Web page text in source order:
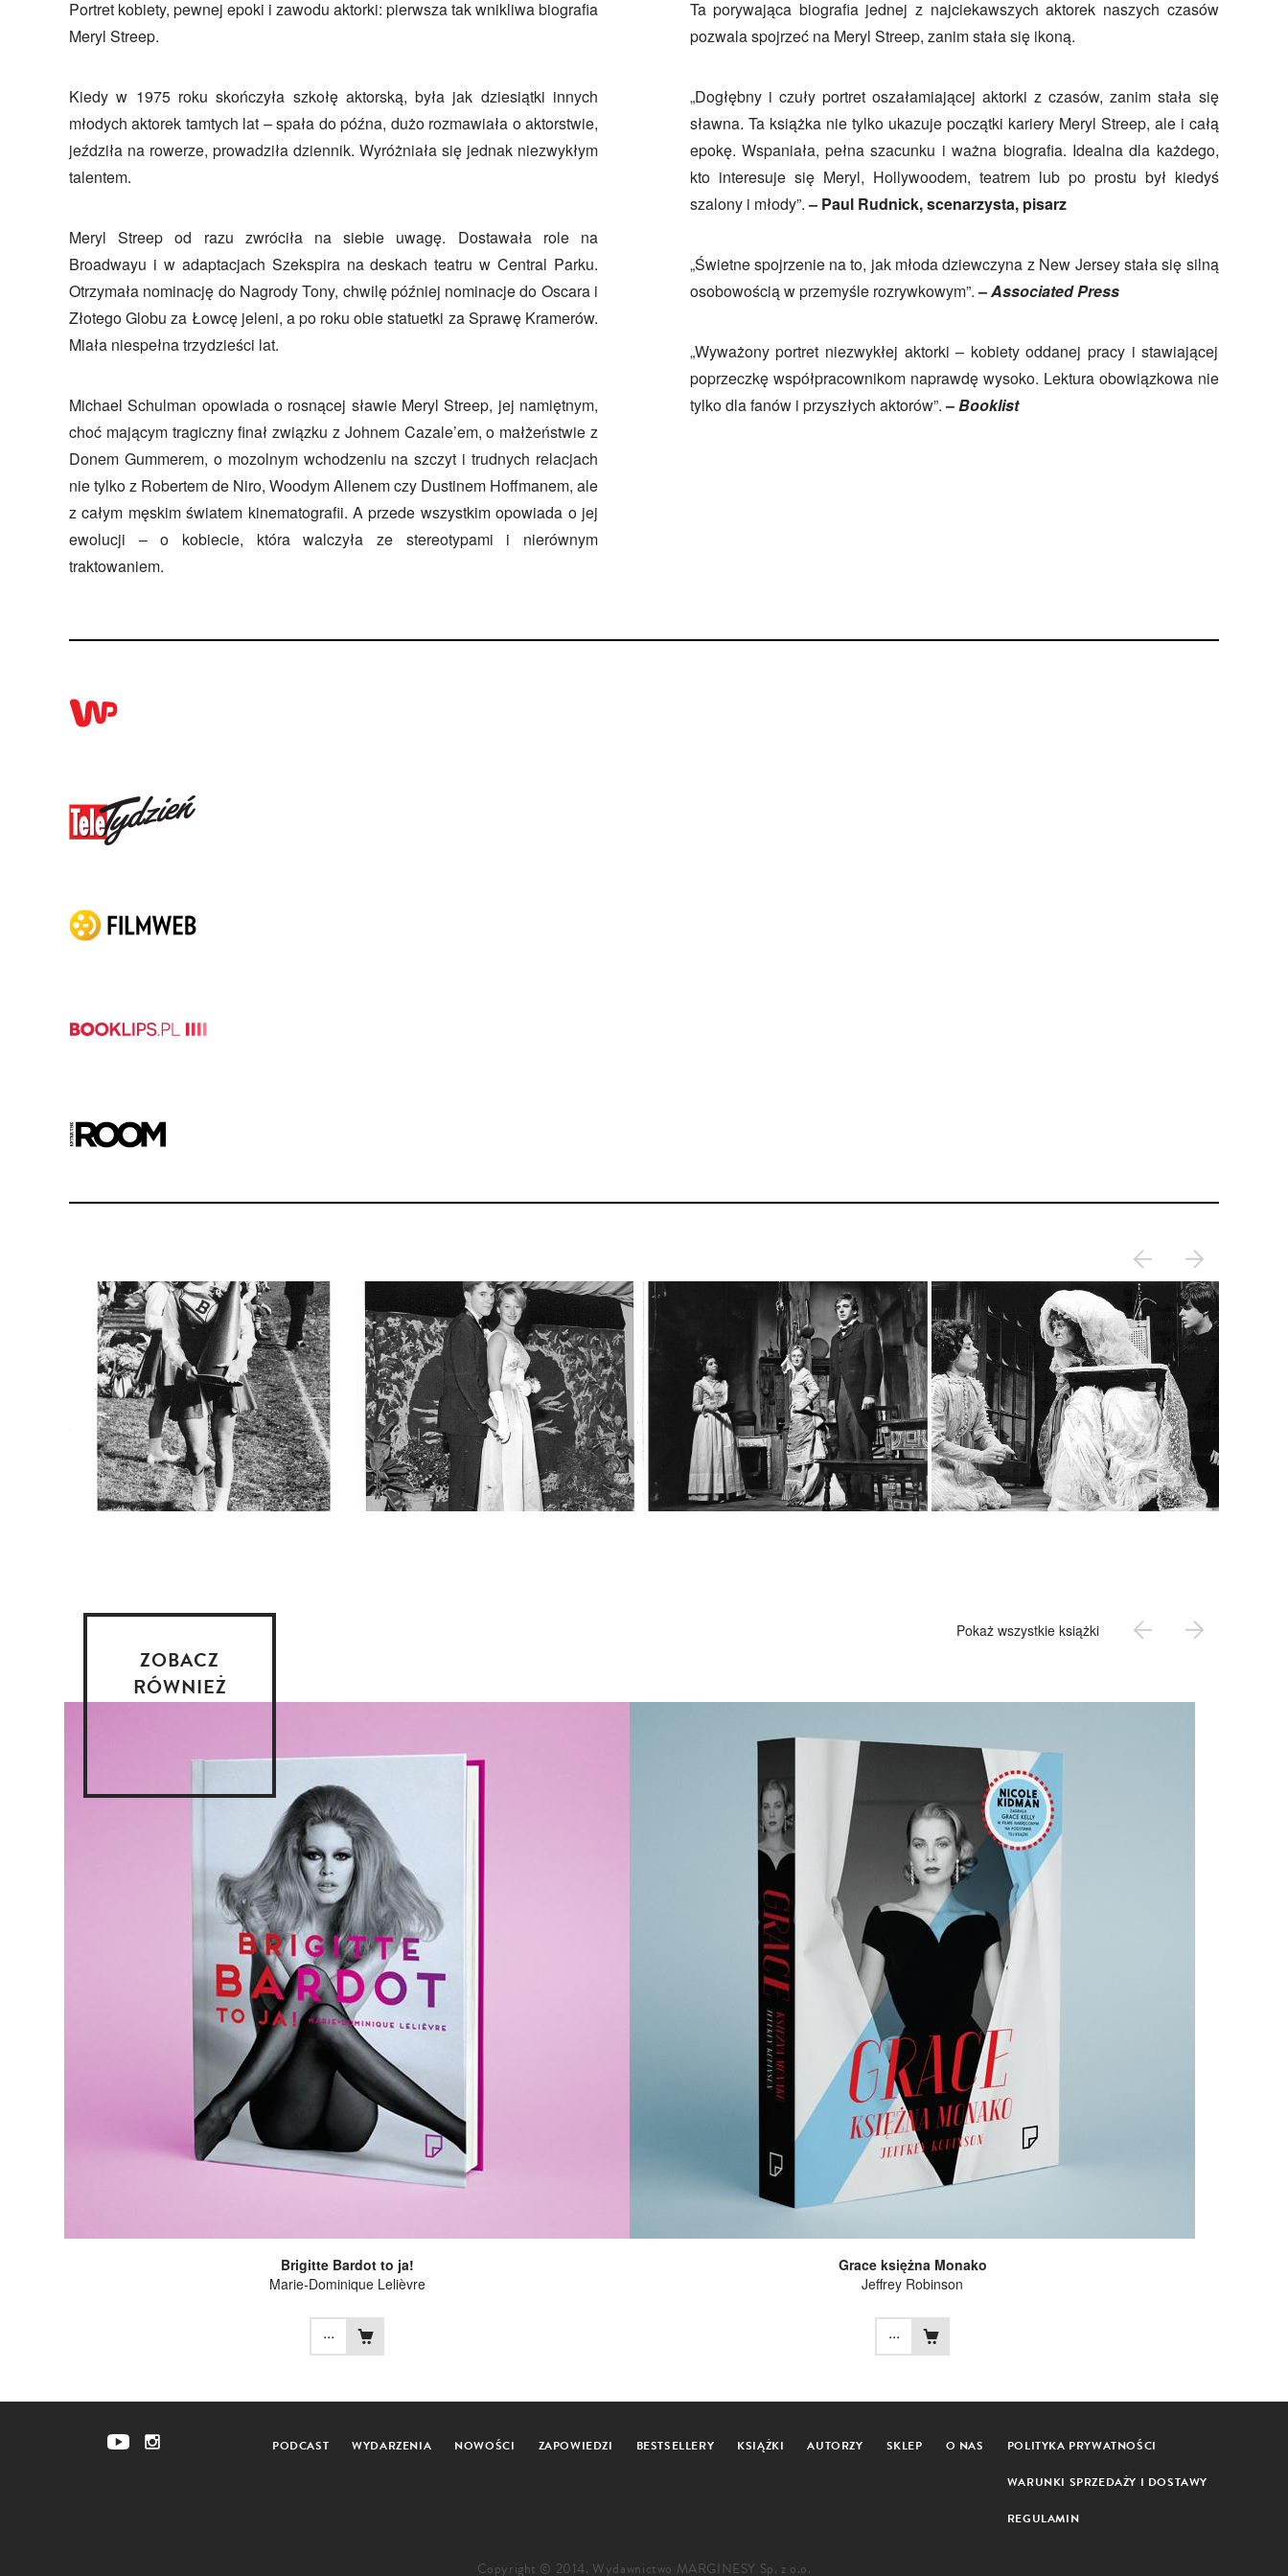
Portret kobiety, pewnej epoki i zawodu aktorki: pierwsza tak wnikliwa biografia
Meryl Streep.
Kiedy w 1975 roku skończyła szkołę aktorską, była jak dziesiątki innych
młodych aktorek tamtych lat – spała do późna, dużo rozmawiała o aktorstwie,
jeździła na rowerze, prowadziła dziennik. Wyróżniała się jednak niezwykłym
talentem.
Meryl Streep od razu zwróciła na siebie uwagę. Dostawała role na
Broadwayu i w adaptacjach Szekspira na deskach teatru w Central Parku.
Otrzymała nominację do Nagrody Tony, chwilę później nominacje do Oscara i
Złotego Globu za Łowcę jeleni, a po roku obie statuetki za Sprawę Kramerów.
Miała niespełna trzydzieści lat.
Michael Schulman opowiada o rosnącej sławie Meryl Streep, jej namiętnym,
choć mającym tragiczny finał związku z Johnem Cazale’em, o małżeństwie z
Donem Gummerem, o mozolnym wchodzeniu na szczyt i trudnych relacjach
nie tylko z Robertem de Niro, Woodym Allenem czy Dustinem Hoffmanem, ale
z całym męskim światem kinematografii. A przede wszystkim opowiada o jej
ewolucji – o kobiecie, która walczyła ze stereotypami i nierównym
traktowaniem.
Ta porywająca biografia jednej z najciekawszych aktorek naszych czasów
pozwala spojrzeć na Meryl Streep, zanim stała się ikoną.
„Dogłębny i czuły portret oszałamiającej aktorki z czasów, zanim stała się
sławna. Ta książka nie tylko ukazuje początki kariery Meryl Streep, ale i całą
epokę. Wspaniała, pełna szacunku i ważna biografia. Idealna dla każdego,
kto interesuje się Meryl, Hollywoodem, teatrem lub po prostu był kiedyś
szalony i młody”.– Paul Rudnick, scenarzysta, pisarz
„Świetne spojrzenie na to, jak młoda dziewczyna z New Jersey stała się silną
osobowością w przemyśle rozrywkowym”.–Associated Press
„Wyważony portret niezwykłej aktorki – kobiety oddanej pracy i stawiającej
poprzeczkę współpracownikom naprawdę wysoko. Lektura obowiązkowa nie
tylko dla fanów i przyszłych aktorów”.–Booklist
ZOBACZ
RÓWNIEŻ
Pokaż wszystkie książki
Brigitte Bardot to ja!
Marie-Dominique Lelièvre
...
Grace księżna Monako
Jeffrey Robinson
...
PODCAST WYDARZENIA NOWOŚCI ZAPOWIEDZI BESTSELLERY KSIĄŻKI AUTORZY SKLEP O NAS POLITYKA PRYWATNOŚCI
WARUNKI SPRZEDAŻY I DOSTAWY
REGULAMIN
Copyright © 2014. Wydawnictwo MARGINESY Sp. z o.o.